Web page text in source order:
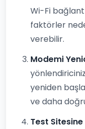
Wi-Fi
faktörler
verebilir.
Modemi
yeniden
ve daha
Test Sitesine